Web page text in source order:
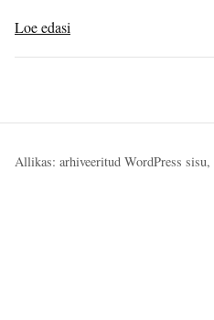
Loe edasi
Allikas: arhiveeritud WordPress sisu,